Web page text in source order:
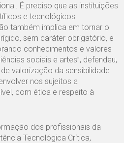
É preciso que as instituições
e tecnológicos
também implica em tornar o
sem caráter obrigatório, e
conhecimentos e valores
sociais e artes”, defendeu,
valorização da sensibilidade
nos sujeitos a
com ética e respeito à
dos profissionais da
Tecnológica Crítica,